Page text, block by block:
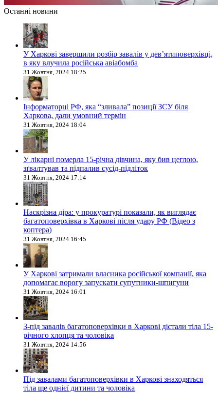
Останні новини
У Харкові завершили розбір завалів у дев’ятиповерхівці,
в яку влучила російська авіабомба
31 Жовтня, 2024 18:25
Інформаторці РФ, яка “зливала” позиції ЗСУ біля
Харкова, дали умовний термін
31 Жовтня, 2024 18:04
У лікарні померла 15-річна дівчина, яку бив цеглою,
зґвалтував та підпалив сусід-підліток
31 Жовтня, 2024 17:14
Наскрізна діра: у прокуратурі показали, як виглядає
багатоповерхівка в Харкові після удару РФ (Відео з
коптера)
31 Жовтня, 2024 16:45
У Харкові затримали власника російської компанії, яка
допомагає ворогу запускати супутники-шпигуни
31 Жовтня, 2024 16:01
З-під завалів багатоповерхівки в Харкові дістали тіла 15-
річного хлопця та чоловіка
31 Жовтня, 2024 14:56
Під завалами багатоповерхівки в Харкові знаходяться
тіла ще однієї дитини та чоловіка